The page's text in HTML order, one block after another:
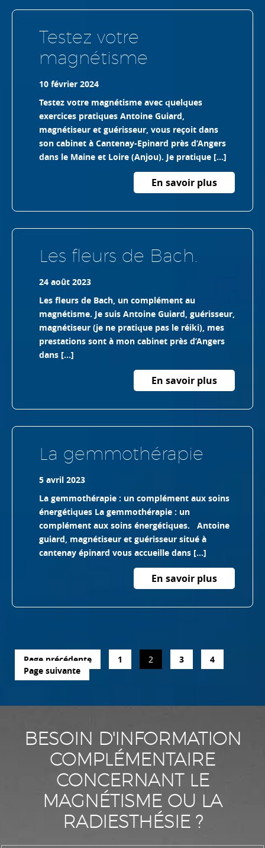
Testez votre
magnétisme
10 février 2024
Testez votre magnétisme avec quelques
exercices pratiques Antoine Guiard,
magnétiseur et guérisseur, vous reçoit dans
son cabinet à Cantenay-Epinard près d’Angers
dans le Maine et Loire (Anjou). Je pratique […]
En savoir plus
Les fleurs de Bach.
24 août 2023
Les fleurs de Bach, un complément au
magnétisme. Je suis Antoine Guiard, guérisseur,
magnétiseur (je ne pratique pas le réiki), mes
prestations sont à mon cabinet près d’Angers
dans […]
En savoir plus
La gemmothérapie
5 avril 2023
La gemmothérapie : un complément aux soins
énergétiques La gemmothérapie : un
complément aux soins énergétiques. Antoine
guiard, magnétiseur et guérisseur situé à
cantenay épinard vous accueille dans […]
En savoir plus
Pagination
des
publications
Page précédente Page
1 Page
2 Page
3 Page
4
Page suivante
BESOIN D'INFORMATION
COMPLÉMENTAIRE
CONCERNANT LE
MAGNÉTISME OU LA
RADIESTHÉSIE ?